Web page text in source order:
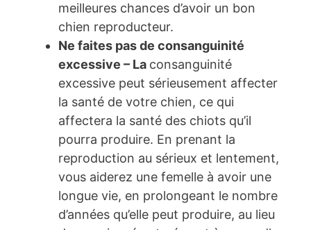
meilleures chances d’avoir un bon
chien reproducteur.
Ne faites pas de consanguinité
excessive – La consanguinité
excessive peut sérieusement affecter
la santé de votre chien, ce qui
affectera la santé des chiots qu’il
pourra produire. En prenant la
reproduction au sérieux et lentement,
vous aiderez une femelle à avoir une
longue vie, en prolongeant le nombre
d’années qu’elle peut produire, au lieu